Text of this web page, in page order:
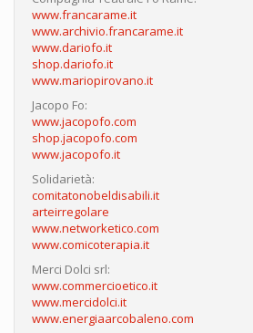
www.francarame.it
www.archivio.francarame.it
www.dariofo.it
shop.dariofo.it
www.mariopirovano.it
Jacopo Fo:
www.jacopofo.com
shop.jacopofo.com
www.jacopofo.it
Solidarietà:
comitatonobeldisabili.it
arteirregolare
www.networketico.com
www.comicoterapia.it
Merci Dolci srl:
www.commercioetico.it
www.mercidolci.it
www.energiaarcobaleno.com